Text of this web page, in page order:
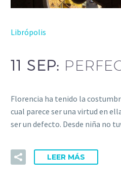
Librópolis
11 SEP:
Florencia ha tenido la
cual parece ser una virtud en
ser un defecto. Desde niña no
LEER MÁS